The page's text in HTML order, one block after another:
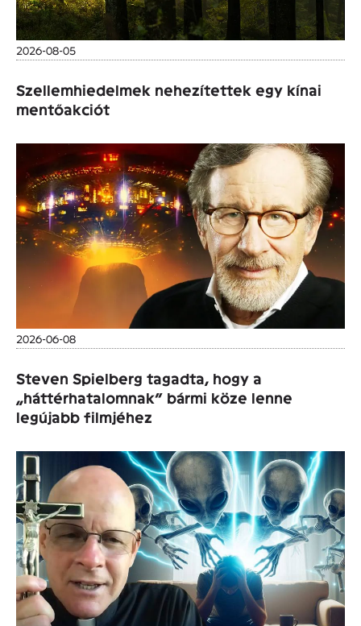
2026-08-05
Szellemhiedelmek nehezítettek egy kínai
mentőakciót
2026-06-08
Steven Spielberg tagadta, hogy a
„háttérhatalomnak” bármi köze lenne
legújabb filmjéhez